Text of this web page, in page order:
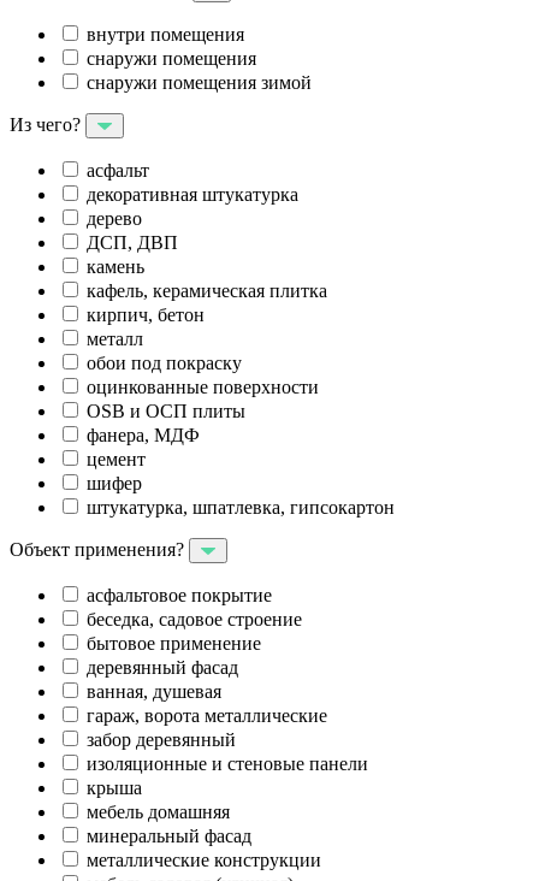
внутри помещения
снаружи помещения
снаружи помещения зимой
Из чего?
асфальт
декоративная штукатурка
дерево
ДСП, ДВП
камень
кафель, керамическая плитка
кирпич, бетон
металл
обои под покраску
оцинкованные поверхности
OSB и ОСП плиты
фанера, МДФ
цемент
шифер
штукатурка, шпатлевка, гипсокартон
Объект применения?
асфальтовое покрытие
беседка, садовое строение
бытовое применение
деревянный фасад
ванная, душевая
гараж, ворота металлические
забор деревянный
изоляционные и стеновые панели
крыша
мебель домашняя
минеральный фасад
металлические конструкции